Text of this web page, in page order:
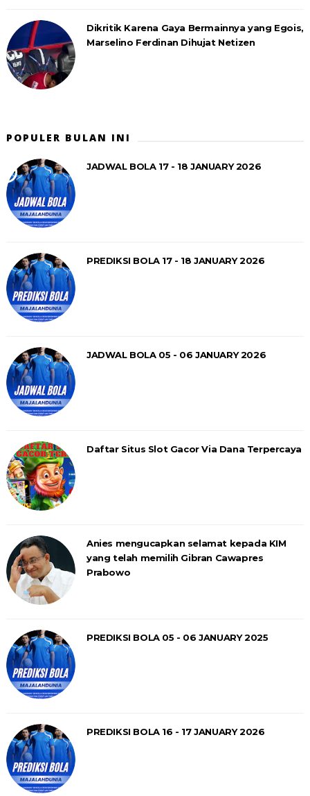
Dikritik Karena Gaya Bermainnya yang Egois,
Marselino Ferdinan Dihujat Netizen
POPULER BULAN INI
JADWAL BOLA 17 - 18 JANUARY 2026
PREDIKSI BOLA 17 - 18 JANUARY 2026
JADWAL BOLA 05 - 06 JANUARY 2026
Daftar Situs Slot Gacor Via Dana Terpercaya
Anies mengucapkan selamat kepada KIM
yang telah memilih Gibran Cawapres
Prabowo
PREDIKSI BOLA 05 - 06 JANUARY 2025
PREDIKSI BOLA 16 - 17 JANUARY 2026